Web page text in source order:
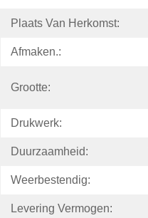
Plaats Van Herkomst:
Afmaken.:
Grootte:
Drukwerk:
Duurzaamheid:
Weerbestendig:
Levering Vermogen: